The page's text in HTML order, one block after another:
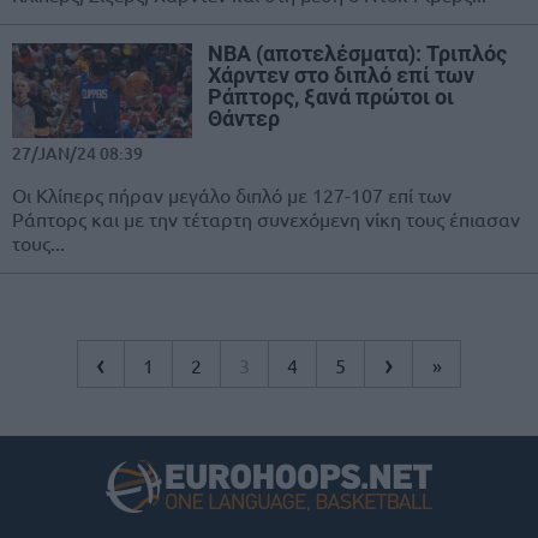
ΝΒΑ (αποτελέσματα): Τριπλός
Χάρντεν στο διπλό επί των
Ράπτορς, ξανά πρώτοι οι
Θάντερ
27/JAN/24 08:39
Οι Κλίπερς πήραν μεγάλο διπλό με 127-107 επί των
Ράπτορς και με την τέταρτη συνεχόμενη νίκη τους έπιασαν
τους...
‹ 1 2 3 4 5 › »